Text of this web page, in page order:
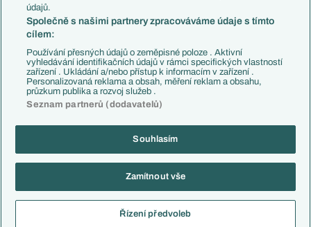
Chelsea FC
Manchester United
AC Milán
Juventus FC
Bayern Mnichov
FC Barcelona
Real Madrid
Copyright © 2001-2026 EuroFotbal.cz. Využíváme zpravodajství ČTK.
Informace o zpracování osobních údajů
údajů.
Společně s našimi partnery zpracováváme údaje s tímto
cílem:
Používání přesných údajů o zeměpisné poloze . Aktivní
vyhledávání identifikačních údajů v rámci specifických vlastností
zařízení . Ukládání a/nebo přístup k informacím v zařízení .
Personalizovaná reklama a obsah, měření reklam a obsahu,
průzkum publika a rozvoj služeb .
Seznam partnerů (dodavatelů)
Souhlasím
Zamítnout vše
Řízení předvoleb